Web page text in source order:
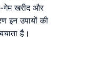
गेम खरीद और
इन उपायों की
है।